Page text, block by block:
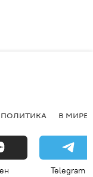
ПОЛИТИКА В МИРЕ
Telegram